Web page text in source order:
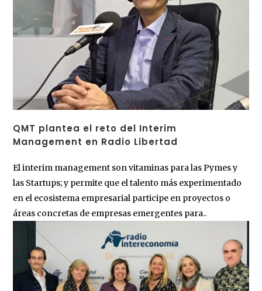
QMT plantea el reto del Interim
Management en Radio Libertad
El interim management son vitaminas para las Pymes y
las Startups; y permite que el talento más experimentado
en el ecosistema empresarial participe en proyectos o
áreas concretas de empresas emergentes para..